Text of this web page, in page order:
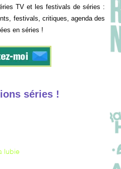
TV et les festivals de séries :
festivals, critiques, agenda des
en séries !
séries !
lubie